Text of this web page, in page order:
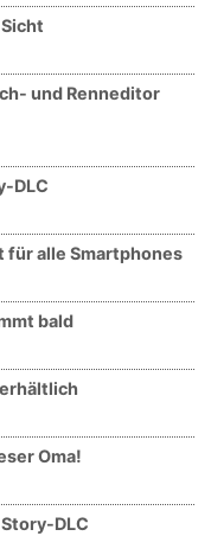
und Renneditor
DLC
alle Smartphones
bald
Oma!
DLC